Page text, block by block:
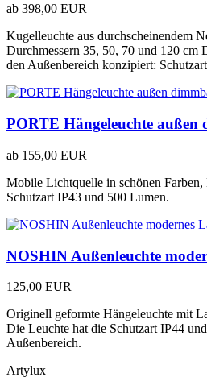
ab 398,00 EUR
Kugelleuchte aus durchscheinendem
Durchmessern 35, 50, 70 und 120 cm
den Außenbereich konzipiert:
PORTE Hängeleuchte außen
ab 155,00 EUR
Mobile Lichtquelle in schönen
Schutzart IP43 und 500 Lumen.
NOSHIN Außenleuchte
125,00 EUR
Originell geformte Hängeleuchte mit
Die Leuchte hat die Schutzart IP44
Außenbereich.
Artylux